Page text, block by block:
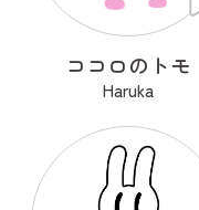
ココロのトモ
Haruka